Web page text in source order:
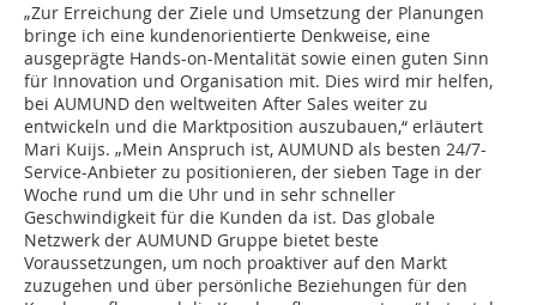
„Zur Erreichung der Ziele und Umsetzung der Planungen
bringe ich eine kundenorientierte Denkweise, eine
ausgeprägte Hands-on-Mentalität sowie einen guten Sinn
für Innovation und Organisation mit. Dies wird mir helfen,
bei AUMUND den weltweiten After Sales weiter zu
entwickeln und die Marktposition auszubauen,“ erläutert
Mari Kuijs. „Mein Anspruch ist, AUMUND als besten 24/7-
Service-Anbieter zu positionieren, der sieben Tage in der
Woche rund um die Uhr und in sehr schneller
Geschwindigkeit für die Kunden da ist. Das globale
Netzwerk der AUMUND Gruppe bietet beste
Voraussetzungen, um noch proaktiver auf den Markt
zuzugehen und über persönliche Beziehungen für den